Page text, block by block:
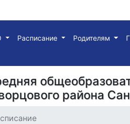
Расписание Родителям
района